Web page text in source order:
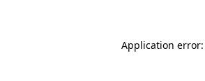
Application